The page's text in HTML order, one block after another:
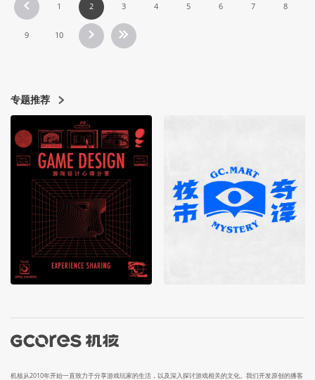
1 2 3 4 5 6 7 8
9 10
专题推荐
机核从2010年开始一直致力于分享游戏玩家的生活，以及深入探讨游戏相关的文化。我们开发原创的播客